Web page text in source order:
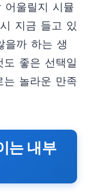
어울릴지 시뮬
지금 들고 있
을까 하는 생
좋은 선택일
는 놀라운 만족
는 내부